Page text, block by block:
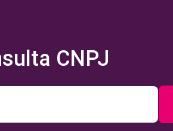
CNPJ